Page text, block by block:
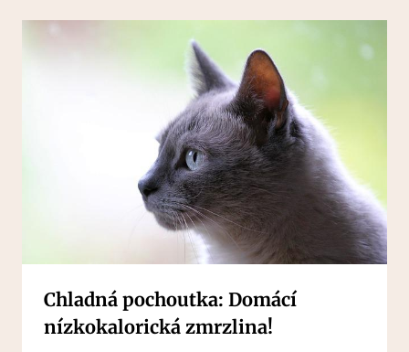
Chladná pochoutka: Domácí
nízkokalorická zmrzlina!